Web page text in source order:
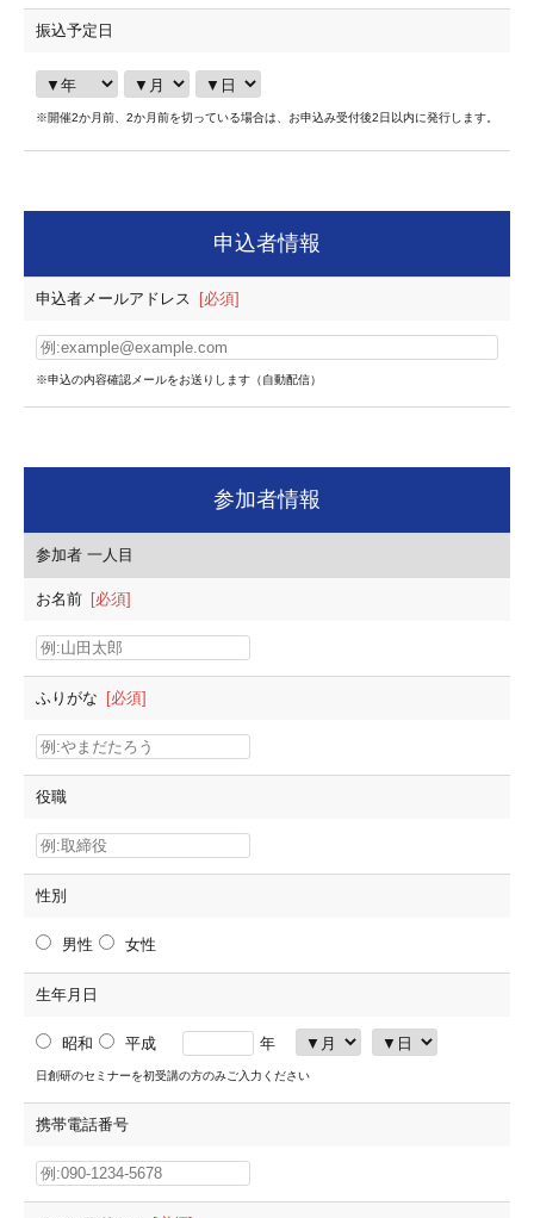
振込予定日
※開催2か月前、2か月前を切っている場合は、お申込み受付後2日以内に発行します。
申込者情報
申込者メールアドレス [必須]
※申込の内容確認メールをお送りします（自動配信）
参加者情報
参加者 一人目
お名前 [必須]
ふりがな [必須]
役職
性別
男性 女性
生年月日
昭和 平成 年
日創研のセミナーを初受講の方のみご入力ください
携帯電話番号